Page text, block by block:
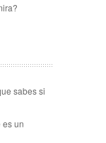
sabes si
es un